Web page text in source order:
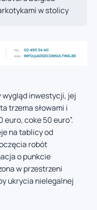
w stolicy
inwestycji, jej
trzema słowami i
euro, coke 50 euro”.
na tablicy od
robót
o punkcie
w przestrzeni
ukrycia nielegalnej